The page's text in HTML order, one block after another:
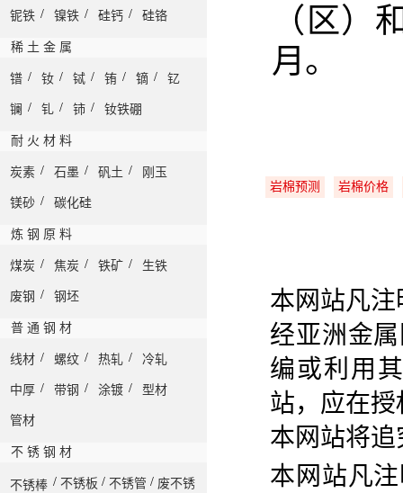
铌铁 / 镍铁 / 硅钙 / 硅铬
稀 土 金 属
镨 / 钕 / 铽 / 铕 / 镝 / 钇
镧 / 钆 / 铈 / 钕铁硼
耐 火 材 料
炭素 / 石墨 / 矾土 / 刚玉
镁砂 / 碳化硅
炼 钢 原 料
煤炭 / 焦炭 / 铁矿 / 生铁
废钢 / 钢坯
普 通 钢 材
线材 / 螺纹 / 热轧 / 冷轧
中厚 / 带钢 / 涂镀 / 型材
管材
不 锈 钢 材
不锈棒 / 不锈板 / 不锈管 / 废不锈
（区）
月 。
岩棉预测 岩棉价格
本网站凡
经亚洲金
编或利用
站，应在
本网站将
本网站凡